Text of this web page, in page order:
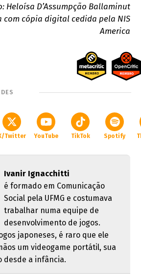
Heloísa D’Assumpção Ballaminut
com cópia digital cedida pela NIS
America
Twitter YouTube TikTok Spotify
Ivanir Ignacchitti
é formado em Comunicação
Social pela UFMG e costumava
trabalhar numa equipe de
desenvolvimento de jogos.
japoneses, é raro que ele
um videogame portátil, sua
desde a infância.